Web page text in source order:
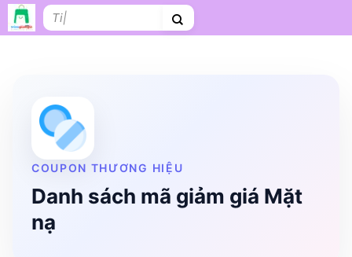
Bỏ
qua
Tìm
kiếm:
COUPON THƯƠNG HIỆU
Danh sách mã giảm giá Mặt
nạ